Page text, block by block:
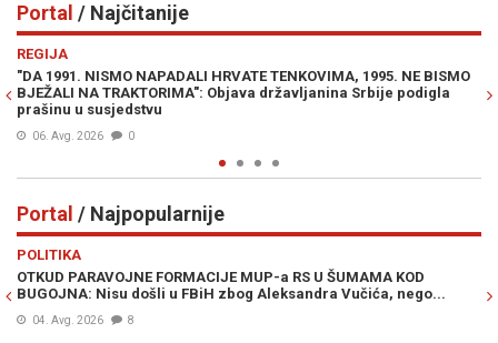
Portal / Najčitanije
REGIJA
"DA 1991. NISMO NAPADALI HRVATE TENKOVIMA, 1995. NE BISMO
BJEŽALI NA TRAKTORIMA": Objava državljanina Srbije podigla
prašinu u susjedstvu
06. Avg. 2026 0
Portal / Najpopularnije
POLITIKA
OTKUD PARAVOJNE FORMACIJE MUP-a RS U ŠUMAMA KOD
BUGOJNA: Nisu došli u FBiH zbog Aleksandra Vučića, nego...
04. Avg. 2026 8